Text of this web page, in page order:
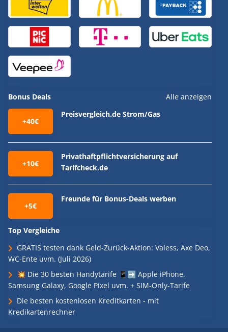
Bonus Deals Alle anzeigen
+40€
Preisvergleich.de Strom/Gas
+10€
Privathaftpflichtversicherung auf
Tarifcheck.de
+5€
Freunde für Bonus-Deals werben
Top Vergleiche
GRATIS testen dank Geld-Zurück-Aktion: Valess, Axe Deo,
WC-Ente uvm. (Juli 2026)
💥 Die 30 besten Handytarife 📱➡️ Apple iPhone,
Samsung Galaxy, Google Pixel uvm. + SIM-Only-Tarife
Die besten kostenlosen Kreditkarten - mit
Kredikartenrechner